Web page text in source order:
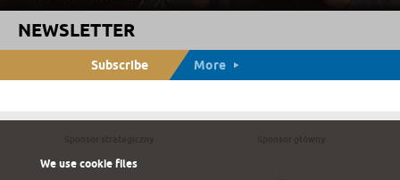
NEWSLETTER
Subscribe More
We use cookie files